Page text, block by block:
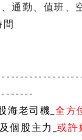
通勤、值班、
間
海老司機_全方
個股主力_或許